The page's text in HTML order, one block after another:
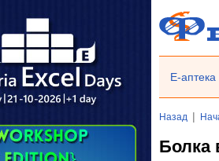
Е-аптека
Назад |
Болка